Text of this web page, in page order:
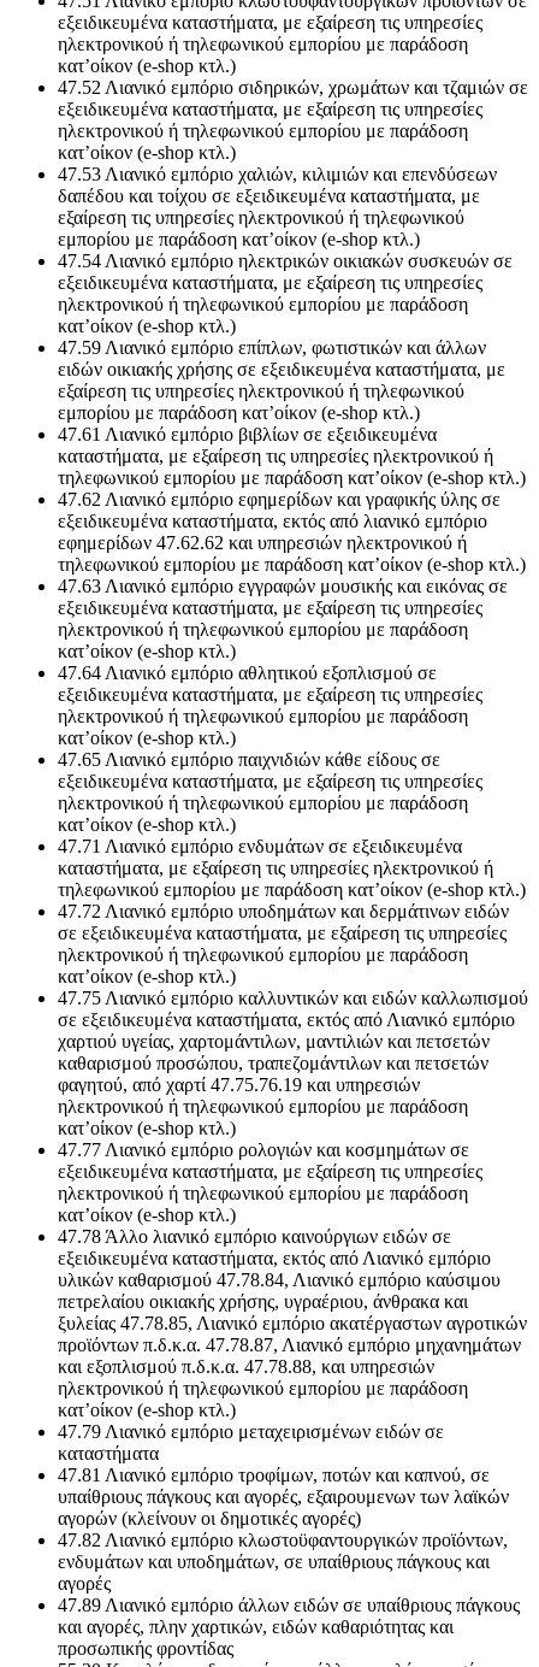
εξειδικευμένα καταστήματα, με εξαίρεση τις υπηρεσίες
ηλεκτρονικού ή τηλεφωνικού εμπορίου με παράδοση
κατ’οίκον (e-shop κτλ.)
47.52 Λιανικό εμπόριο σιδηρικών, χρωμάτων και τζαμιών σε
εξειδικευμένα καταστήματα, με εξαίρεση τις υπηρεσίες
ηλεκτρονικού ή τηλεφωνικού εμπορίου με παράδοση
κατ’οίκον (e-shop κτλ.)
47.53 Λιανικό εμπόριο χαλιών, κιλιμιών και επενδύσεων
δαπέδου και τοίχου σε εξειδικευμένα καταστήματα, με
εξαίρεση τις υπηρεσίες ηλεκτρονικού ή τηλεφωνικού
εμπορίου με παράδοση κατ’οίκον (e-shop κτλ.)
47.54 Λιανικό εμπόριο ηλεκτρικών οικιακών συσκευών σε
εξειδικευμένα καταστήματα, με εξαίρεση τις υπηρεσίες
ηλεκτρονικού ή τηλεφωνικού εμπορίου με παράδοση
κατ’οίκον (e-shop κτλ.)
47.59 Λιανικό εμπόριο επίπλων, φωτιστικών και άλλων
ειδών οικιακής χρήσης σε εξειδικευμένα καταστήματα, με
εξαίρεση τις υπηρεσίες ηλεκτρονικού ή τηλεφωνικού
εμπορίου με παράδοση κατ’οίκον (e-shop κτλ.)
47.61 Λιανικό εμπόριο βιβλίων σε εξειδικευμένα
καταστήματα, με εξαίρεση τις υπηρεσίες ηλεκτρονικού ή
τηλεφωνικού εμπορίου με παράδοση κατ’οίκον (e-shop κτλ.)
47.62 Λιανικό εμπόριο εφημερίδων και γραφικής ύλης σε
εξειδικευμένα καταστήματα, εκτός από λιανικό εμπόριο
εφημερίδων 47.62.62 και υπηρεσιών ηλεκτρονικού ή
τηλεφωνικού εμπορίου με παράδοση κατ’οίκον (e-shop κτλ.)
47.63 Λιανικό εμπόριο εγγραφών μουσικής και εικόνας σε
εξειδικευμένα καταστήματα, με εξαίρεση τις υπηρεσίες
ηλεκτρονικού ή τηλεφωνικού εμπορίου με παράδοση
κατ’οίκον (e-shop κτλ.)
47.64 Λιανικό εμπόριο αθλητικού εξοπλισμού σε
εξειδικευμένα καταστήματα, με εξαίρεση τις υπηρεσίες
ηλεκτρονικού ή τηλεφωνικού εμπορίου με παράδοση
κατ’οίκον (e-shop κτλ.)
47.65 Λιανικό εμπόριο παιχνιδιών κάθε είδους σε
εξειδικευμένα καταστήματα, με εξαίρεση τις υπηρεσίες
ηλεκτρονικού ή τηλεφωνικού εμπορίου με παράδοση
κατ’οίκον (e-shop κτλ.)
47.71 Λιανικό εμπόριο ενδυμάτων σε εξειδικευμένα
καταστήματα, με εξαίρεση τις υπηρεσίες ηλεκτρονικού ή
τηλεφωνικού εμπορίου με παράδοση κατ’οίκον (e-shop κτλ.)
47.72 Λιανικό εμπόριο υποδημάτων και δερμάτινων ειδών
σε εξειδικευμένα καταστήματα, με εξαίρεση τις υπηρεσίες
ηλεκτρονικού ή τηλεφωνικού εμπορίου με παράδοση
κατ’οίκον (e-shop κτλ.)
47.75 Λιανικό εμπόριο καλλυντικών και ειδών καλλωπισμού
σε εξειδικευμένα καταστήματα, εκτός από Λιανικό εμπόριο
χαρτιού υγείας, χαρτομάντιλων, μαντιλιών και πετσετών
καθαρισμού προσώπου, τραπεζομάντιλων και πετσετών
φαγητού, από χαρτί 47.75.76.19 και υπηρεσιών
ηλεκτρονικού ή τηλεφωνικού εμπορίου με παράδοση
κατ’οίκον (e-shop κτλ.)
47.77 Λιανικό εμπόριο ρολογιών και κοσμημάτων σε
εξειδικευμένα καταστήματα, με εξαίρεση τις υπηρεσίες
ηλεκτρονικού ή τηλεφωνικού εμπορίου με παράδοση
κατ’οίκον (e-shop κτλ.)
47.78 Άλλο λιανικό εμπόριο καινούργιων ειδών σε
εξειδικευμένα καταστήματα, εκτός από Λιανικό εμπόριο
υλικών καθαρισμού 47.78.84, Λιανικό εμπόριο καύσιμου
πετρελαίου οικιακής χρήσης, υγραέριου, άνθρακα και
ξυλείας 47.78.85, Λιανικό εμπόριο ακατέργαστων αγροτικών
προϊόντων π.δ.κ.α. 47.78.87, Λιανικό εμπόριο μηχανημάτων
και εξοπλισμού π.δ.κ.α. 47.78.88, και υπηρεσιών
ηλεκτρονικού ή τηλεφωνικού εμπορίου με παράδοση
κατ’οίκον (e-shop κτλ.)
47.79 Λιανικό εμπόριο μεταχειρισμένων ειδών σε
καταστήματα
47.81 Λιανικό εμπόριο τροφίμων, ποτών και καπνού, σε
υπαίθριους πάγκους και αγορές, εξαιρουμενων των λαϊκών
αγορών (κλείνουν οι δημοτικές αγορές)
47.82 Λιανικό εμπόριο κλωστοϋφαντουργικών προϊόντων,
ενδυμάτων και υποδημάτων, σε υπαίθριους πάγκους και
αγορές
47.89 Λιανικό εμπόριο άλλων ειδών σε υπαίθριους πάγκους
και αγορές, πλην χαρτικών, ειδών καθαριότητας και
προσωπικής φροντίδας